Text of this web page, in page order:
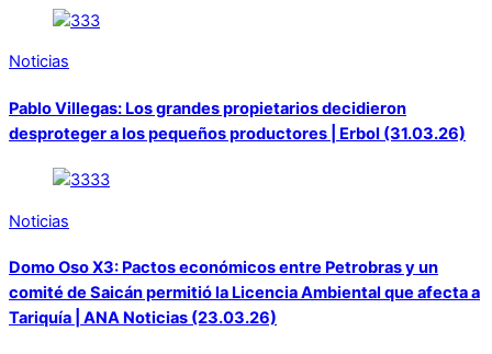
Noticias
Pablo Villegas: Los grandes propietarios decidieron
desproteger a los pequeños productores | Erbol (31.03.26)
Noticias
Domo Oso X3: Pactos económicos entre Petrobras y un
comité de Saicán permitió la Licencia Ambiental que afecta a
Tariquía | ANA Noticias (23.03.26)